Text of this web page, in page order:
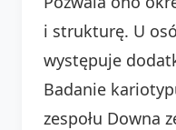
i strukturę. U
występuje
Badanie
zespołu Downa